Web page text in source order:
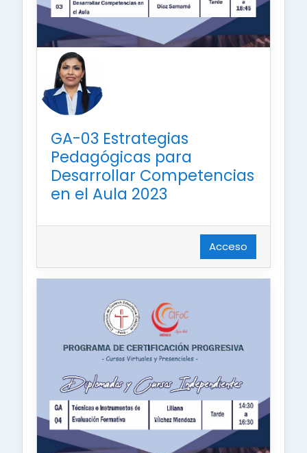
GA-03 Estrategias
Pedagógicas para
Desarrollar Competencias
en el Aula 2023
Acceso